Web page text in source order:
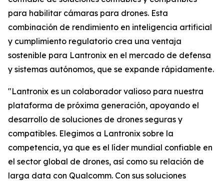
para habilitar cámaras para drones. Esta
combinación de rendimiento en inteligencia artificial
y cumplimiento regulatorio crea una ventaja
sostenible para Lantronix en el mercado de defensa
y sistemas autónomos, que se expande rápidamente.
"Lantronix es un colaborador valioso para nuestra
plataforma de próxima generación, apoyando el
desarrollo de soluciones de drones seguras y
compatibles. Elegimos a Lantronix sobre la
competencia, ya que es el líder mundial confiable en
el sector global de drones, así como su relación de
larga data con Qualcomm. Con sus soluciones